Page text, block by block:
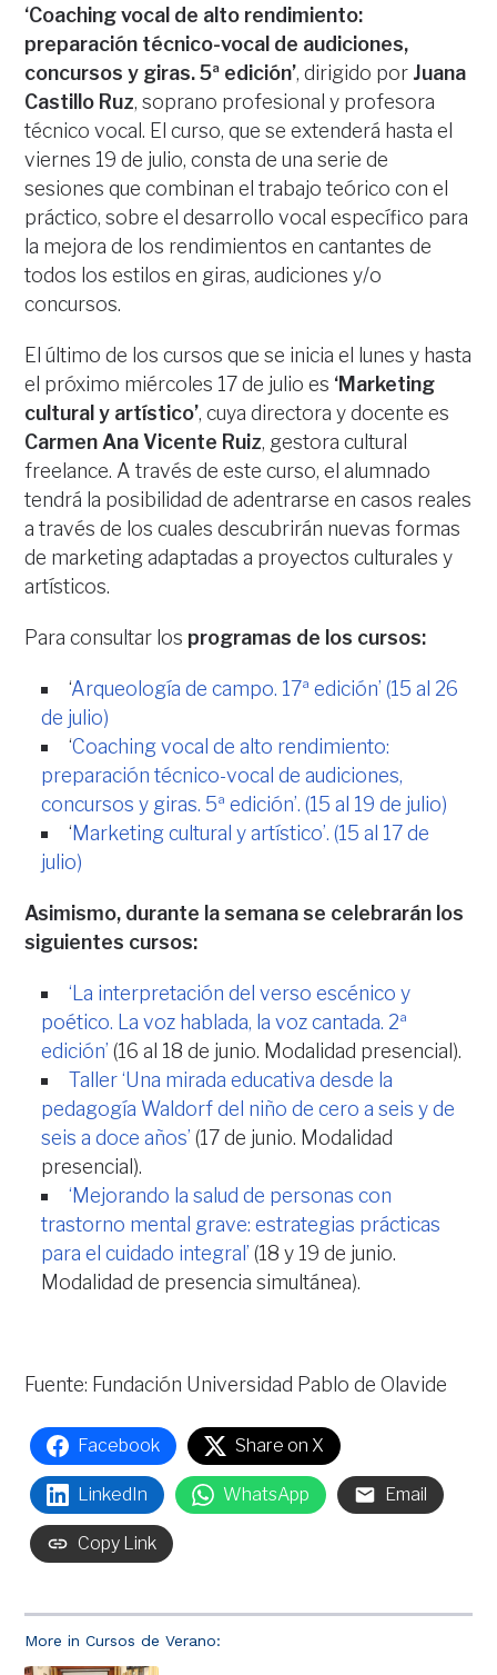
More in Cursos de Verano:
‘Coaching vocal de alto rendimiento:
preparación técnico-vocal de audiciones,
concursos y giras. 5ª edición’, dirigido por Juana
Castillo Ruz, soprano profesional y profesora
técnico vocal. El curso, que se extenderá hasta el
viernes 19 de julio, consta de una serie de
sesiones que combinan el trabajo teórico con el
práctico, sobre el desarrollo vocal específico para
la mejora de los rendimientos en cantantes de
todos los estilos en giras, audiciones y/o
concursos.
El último de los cursos que se inicia el lunes y hasta
el próximo miércoles 17 de julio es ‘Marketing
cultural y artístico’, cuya directora y docente es
Carmen Ana Vicente Ruiz, gestora cultural
freelance. A través de este curso, el alumnado
tendrá la posibilidad de adentrarse en casos reales
a través de los cuales descubrirán nuevas formas
de marketing adaptadas a proyectos culturales y
artísticos.
Para consultar los programas de los cursos:
‘Arqueología de campo. 17ª edición’ (15 al 26
de julio)
‘Coaching vocal de alto rendimiento:
preparación técnico-vocal de audiciones,
concursos y giras. 5ª edición’. (15 al 19 de julio)
‘Marketing cultural y artístico’. (15 al 17 de
julio)
Asimismo, durante la semana se celebrarán los
siguientes cursos:
‘La interpretación del verso escénico y
poético. La voz hablada, la voz cantada. 2ª
edición’ (16 al 18 de junio. Modalidad presencial).
Taller ‘Una mirada educativa desde la
pedagogía Waldorf del niño de cero a seis y de
seis a doce años’(17 de junio. Modalidad
presencial).
‘Mejorando la salud de personas con
trastorno mental grave: estrategias prácticas
para el cuidado integral’ (18 y 19 de junio.
Modalidad de presencia simultánea).
Fuente: Fundación Universidad Pablo de Olavide
Facebook Share on X
LinkedIn WhatsApp Email
Copy Link